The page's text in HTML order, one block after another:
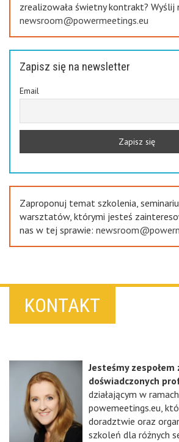
zrealizowała świetny kontrakt? Wyślij
newsroom@powermeetings.eu
Zapisz się na newsletter
Email
Zaproponuj temat szkolenia,
warsztatów, którymi jesteś
nas w tej sprawie:
KONTAKT
Jesteśmy zespołem
doświadczonych
działającym w
powemeetings.eu,
doradztwie oraz
szkoleń dla różnych